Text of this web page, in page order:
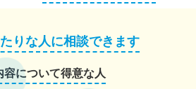
りな人に相談できます
容について得意な人